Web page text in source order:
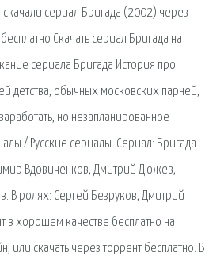
сериал Бригада (2002) через
Скачать сериал Бригада на
сериала Бригада История про
детства, обычных московских парней,
но незапланированное
/ Русские сериалы. Сериал: Бригада
Вдовиченков, Дмитрий Дюжев,
В ролях: Сергей Безруков, Дмитрий
в хорошем качестве бесплатно на
скачать через торрент бесплатно. В